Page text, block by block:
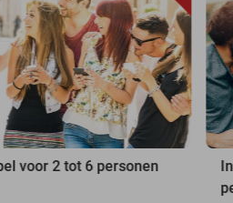
voor 2 tot 6 personen